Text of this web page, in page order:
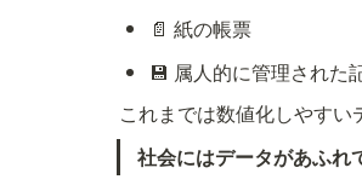
📄 紙の帳票
💾 属人的に管理された
これまでは数値化しやすい
社会にはデータがあふれ